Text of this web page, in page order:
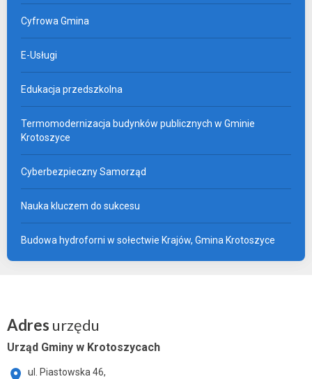
Cyfrowa Gmina
E-Usługi
Edukacja przedszkolna
Termomodernizacja budynków publicznych w Gminie
Krotoszyce
Cyberbezpieczny Samorząd
Nauka kluczem do sukcesu
Budowa hydroforni w sołectwie Krajów, Gmina Krotoszyce
Adres urzędu
Urząd Gminy w Krotoszycach
ul. Piastowska 46,